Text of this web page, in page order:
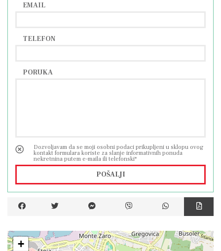
EMAIL
TELEFON
PORUKA
Dozvoljavam da se moji osobni podaci prikupljeni u sklopu ovog
kontakt formulara koriste za slanje informativnih ponuda
nekretnina putem e-maila ili telefonski*
POŠALJI
+